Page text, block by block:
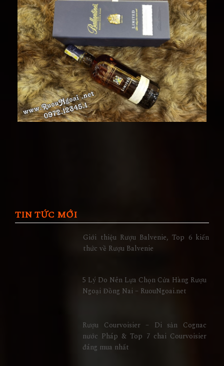
TIN TỨC MỚI
Giới thiệu Rượu Balvenie, Top 6 kiến
thức về Rượu Balvenie
Ngoại Đồng Nai – RuouNgoai.net
nước Pháp & Top 7 chai Courvoisier
đáng mua nhất